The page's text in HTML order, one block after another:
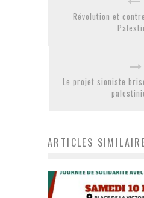
Révolution et
Le projet sioniste
ARTICLES